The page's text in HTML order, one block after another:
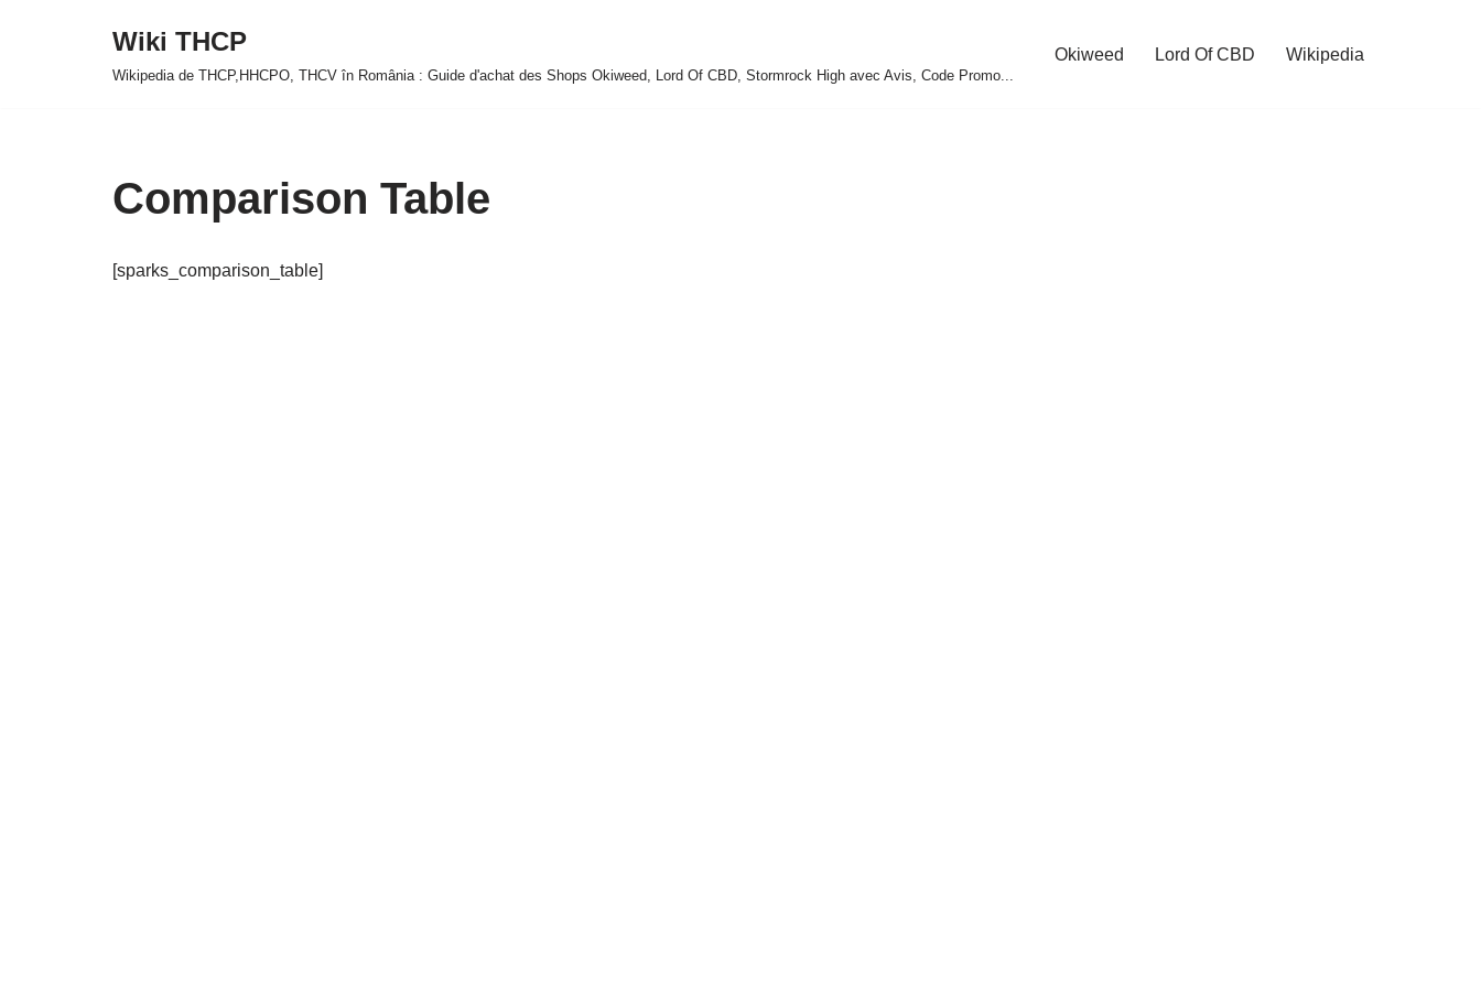
Wiki THCP
Wikipedia de THCP,HHCPO, THCV în România : Guide d'achat des Shops Okiweed, Lord Of CBD, Stormrock High avec Avis, Code Promo...
Okiweed Lord Of CBD Wikipedia
Comparison Table
[sparks_comparison_table]